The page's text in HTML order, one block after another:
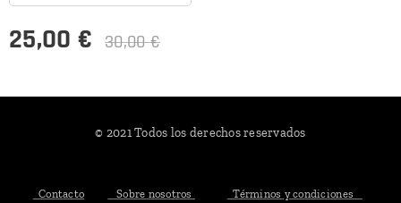
25,00 € 30,00€
© 2021 Todos los derechos reservados
Contacto Sobre nosotros
Términos y condiciones